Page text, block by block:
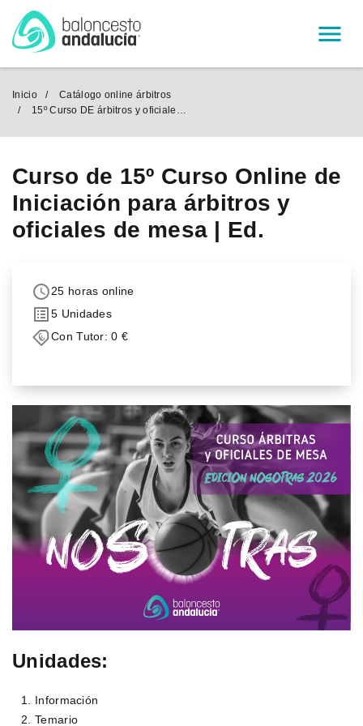
Menú
Inicio
Catálogo online árbitros
15º Curso DE árbitros y oficiales | Ed. Fem
Curso de 15º Curso Online de
Iniciación para árbitros y
oficiales de mesa | Ed.
25 horas online
5 Unidades
Con Tutor: 0 €
Unidades:
Información
Temario